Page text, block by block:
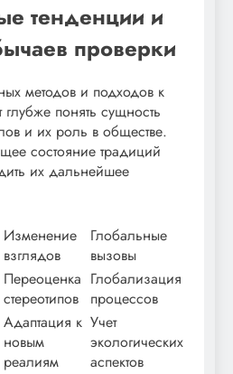
тенденции и
проверки
методов и подходов к
глубже понять сущность
и их роль в обществе.
состояние традиций
их дальнейшее
Изменение
взглядов
Глобальные
вызовы
Переоценка
стереотипов
Глобализация
процессов
Адаптация к
новым
реалиям
Учет
экологических
аспектов